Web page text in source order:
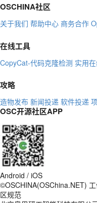
OSCHINA社区
关于我们 帮助中心 商务合作
在线工具
CopyCat-代码克隆检测 实用
攻略
造物发布 新闻投递 软件投递
OSC开源社区APP
Android / iOS
©OSCHINA(OSChina.NET)
区规范